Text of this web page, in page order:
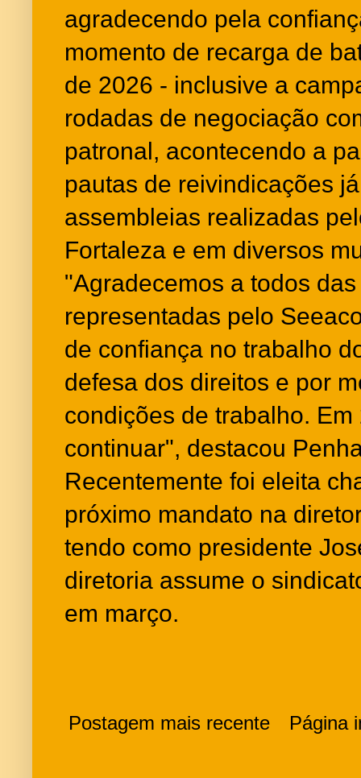
agradecendo pela
momento de recarga de
de 2026 - inclusive a
rodadas de negociação
patronal, acontecendo a
pautas de reivindicações
assembleias realizadas
Fortaleza e em diversos
"Agradecemos a todos
representadas pelo
de confiança no trabalho
defesa dos direitos e por
condições de trabalho.
continuar", destacou
Recentemente foi eleita
próximo mandato na
tendo como presidente
diretoria assume o
em março.
Postagem mais recente Página